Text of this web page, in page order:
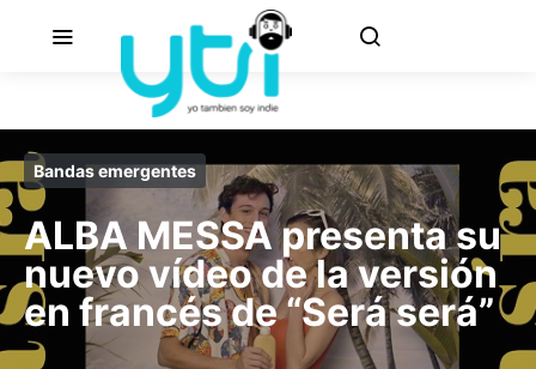
Bandas emergentes
ALBA MESSA presenta su
nuevo vídeo de la versión
en francés de “Será será”